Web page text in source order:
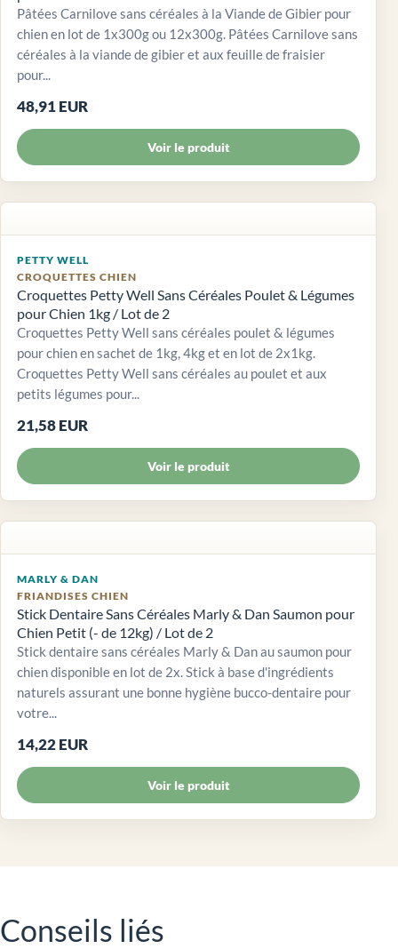
Pâtées Carnilove sans céréales à la Viande de Gibier pour
chien en lot de 1x300g ou 12x300g. Pâtées Carnilove sans
céréales à la viande de gibier et aux feuille de fraisier
pour...
48,91 EUR
Voir le produit
PETTY WELL
CROQUETTES CHIEN
Croquettes Petty Well Sans Céréales Poulet & Légumes
pour Chien 1kg / Lot de 2
Croquettes Petty Well sans céréales poulet & légumes
pour chien en sachet de 1kg, 4kg et en lot de 2x1kg.
Croquettes Petty Well sans céréales au poulet et aux
petits légumes pour...
21,58 EUR
Voir le produit
MARLY & DAN
FRIANDISES CHIEN
Stick Dentaire Sans Céréales Marly & Dan Saumon pour
Chien Petit (- de 12kg) / Lot de 2
Stick dentaire sans céréales Marly & Dan au saumon pour
chien disponible en lot de 2x. Stick à base d'ingrédients
naturels assurant une bonne hygiène bucco-dentaire pour
votre...
14,22 EUR
Voir le produit
Conseils liés